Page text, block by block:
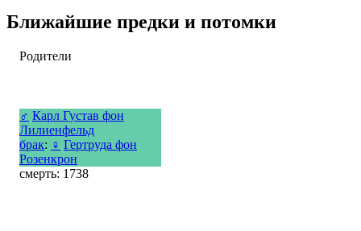
Ближайшие предки и потомки
Родители
♂ Карл Густав фон
Лилиенфельд
брак: ♀ Гертруда фон
Розенкрон
смерть: 1738